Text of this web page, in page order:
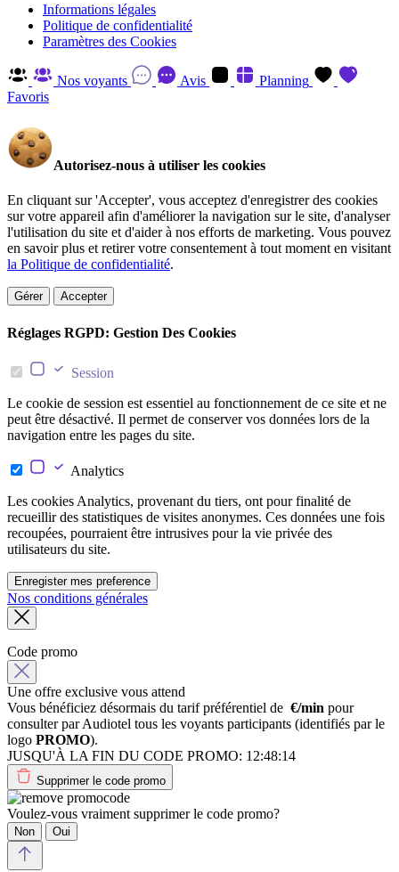
Informations légales
Politique de confidentialité
Paramètres des Cookies
Nos voyants Avis
Planning
Favoris
Autorisez-nous à utiliser les cookies
En cliquant sur 'Accepter', vous acceptez d'enregistrer des cookies
sur votre appareil afin d'améliorer la navigation sur le site, d'analyser
l'utilisation du site et d'aider à nos efforts de marketing. Vous pouvez
en savoir plus et retirer votre consentement à tout moment en visitant
la Politique de confidentialité.
Gérer Accepter
Réglages RGPD: Gestion Des Cookies
Session
Le cookie de session est essentiel au fonctionnement de ce site et ne
peut être désactivé. Il permet de conserver vos données lors de la
navigation entre les pages du site.
Analytics
Les cookies Analytics, provenant du tiers, ont pour finalité de
recueillir des statistiques de visites anonymes. Ces données une fois
recoupées, pourraient être intrusives pour la vie privée des
utilisateurs du site.
Enregister mes preference
Nos conditions générales
Code promo
Une offre exclusive vous attend
Vous bénéficiez désormais du tarif préférentiel de €/min pour
consulter par Audiotel tous les voyants participants (identifiés par le
logo PROMO).
JUSQU'À LA FIN DU CODE PROMO: 12:48:14
Supprimer le code promo
Voulez-vous vraiment supprimer le code promo?
Non Oui